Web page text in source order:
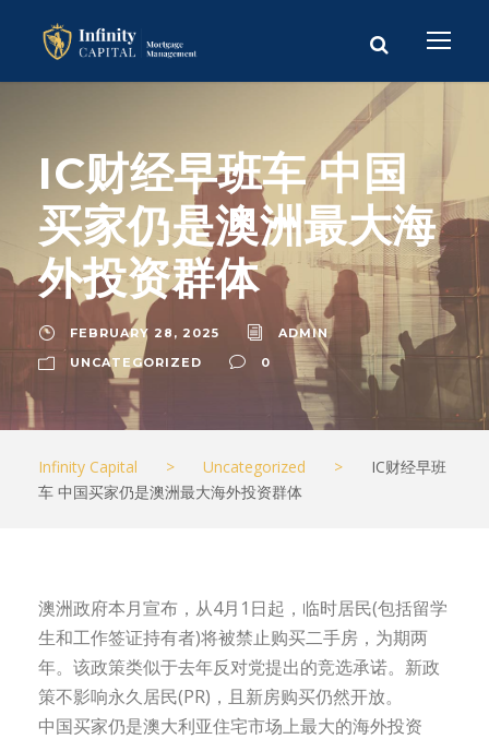
IC财经早班车 中国
买家仍是澳洲最大海
外投资群体
FEBRUARY 28, 2025
ADMIN
UNCATEGORIZED
0
Infinity Capital > Uncategorized >
IC财经早班
车 中国买家仍是澳洲最大海外投资群体
澳洲政府本月宣布，从4月1日起，临时居民(包括留学
生和工作签证持有者)将被禁止购买二手房，为期两
年。该政策类似于去年反对党提出的竞选承诺。新政
策不影响永久居民(PR)，且新房购买仍然开放。
中国买家仍是澳大利亚住宅市场上最大的海外投资